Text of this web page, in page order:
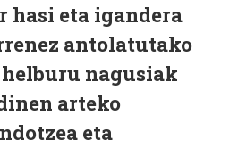
hasi eta igandera
antolatutako
nagusiak
arteko
eta